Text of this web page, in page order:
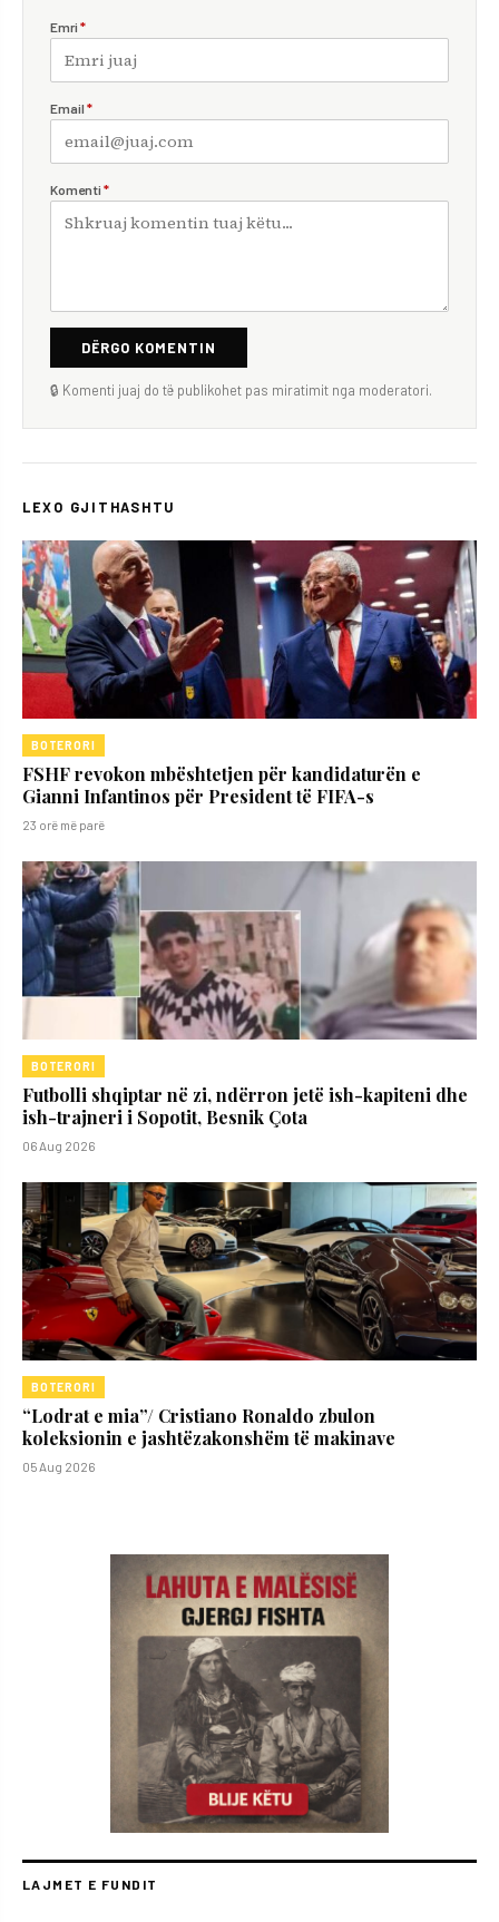
Emri *
Email *
Komenti *
DËRGO KOMENTIN
🔒 Komenti juaj do të publikohet pas miratimit nga moderatori.
LEXO GJITHASHTU
BOTERORI
FSHF revokon mbështetjen për kandidaturën e
Gianni Infantinos për President të FIFA-s
23 orë më parë
BOTERORI
Futbolli shqiptar në zi, ndërron jetë ish-kapiteni dhe
ish-trajneri i Sopotit, Besnik Çota
06 Aug 2026
BOTERORI
“Lodrat e mia”/ Cristiano Ronaldo zbulon
koleksionin e jashtëzakonshëm të makinave
05 Aug 2026
LAJMET E FUNDIT